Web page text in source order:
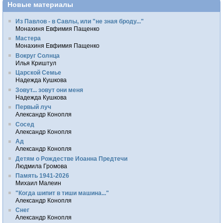
Новые материалы
Из Павлов - в Савлы, или "не зная броду..."
Монахиня Евфимия Пащенко
Мастера
Монахиня Евфимия Пащенко
Вокруг Солнца
Илья Криштул
Царской Семье
Надежда Кушкова
Зовут... зовут они меня
Надежда Кушкова
Первый луч
Александр Конопля
Сосед
Александр Конопля
Ад
Александр Конопля
Детям о Рождестве Иоанна Предтечи
Людмила Громова
Память 1941-2026
Михаил Малеин
"Когда шипит в тиши машина..."
Александр Конопля
Снег
Александр Конопля